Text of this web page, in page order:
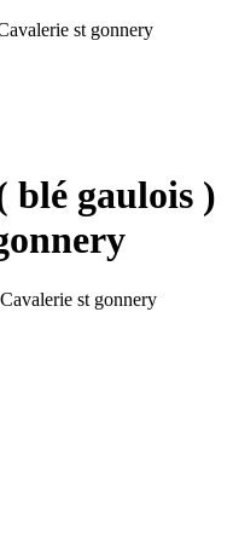
st gonnery
blé gaulois )